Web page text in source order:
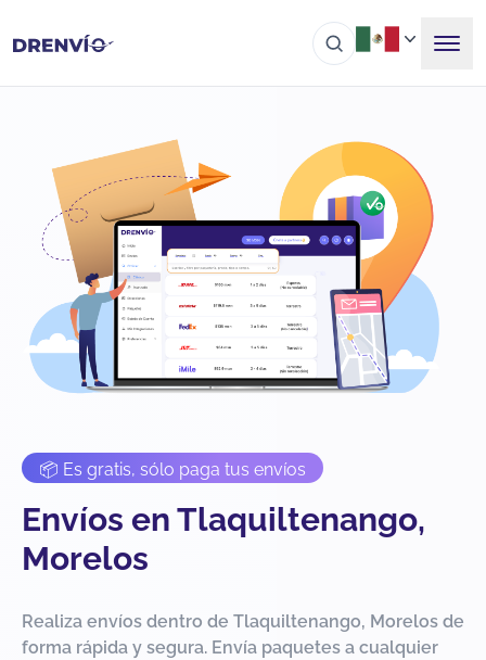
📦 Es gratis, sólo paga tus envíos
Envíos en Tlaquiltenango,
Morelos
Realiza envíos dentro de Tlaquiltenango, Morelos de
forma rápida y segura. Envía paquetes a cualquier